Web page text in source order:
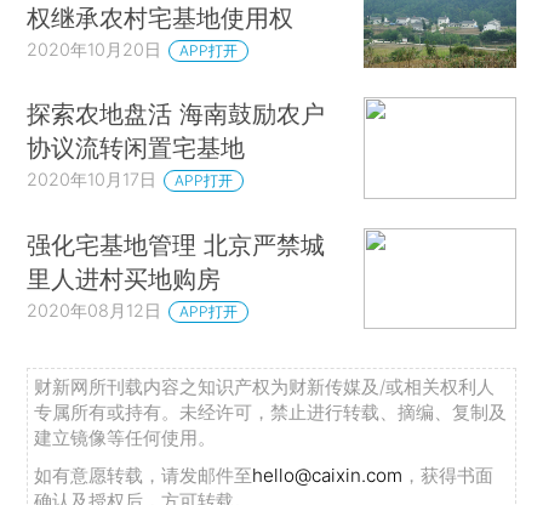
权继承农村宅基地使用权
2020年10月20日 APP打开
探索农地盘活 海南鼓励农户
协议流转闲置宅基地
2020年10月17日 APP打开
强化宅基地管理 北京严禁城
里人进村买地购房
2020年08月12日 APP打开
财新网所刊载内容之知识产权为财新传媒及/或相关权利人
专属所有或持有。未经许可，禁止进行转载、摘编、复制及
建立镜像等任何使用。
如有意愿转载，请发邮件至hello@caixin.com ，获得书面
确认及授权后，方可转载。